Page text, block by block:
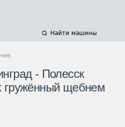
Найти машины
- Полесск
гружённый щебнем